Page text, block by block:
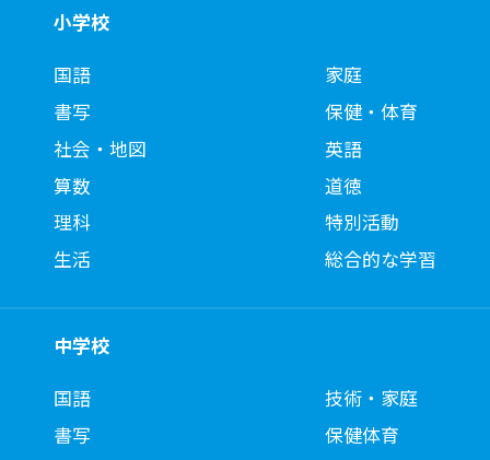
小学校
国語
書写
社会・地図
算数
理科
生活
家庭
保健・体育
英語
道徳
特別活動
総合的な学習
中学校
国語
書写
技術・家庭
保健体育